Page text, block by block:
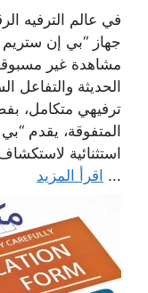
في عالم الترفيه
جهاز “بي إن
مشاهدة غير
الحديثة والتفاعل
ترفيهي متكامل،
المتفوقة، يقدم
استثنائية
... اقرأ المزيد